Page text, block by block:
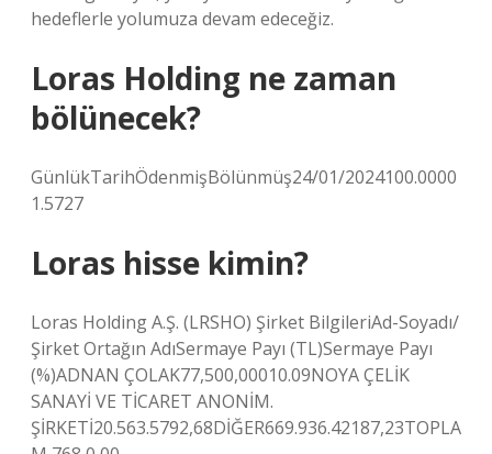
hedeflerle yolumuza devam edeceğiz.
Loras Holding ne zaman
bölünecek?
GünlükTarihÖdenmişBölünmüş24/01/2024100.0000
1.5727
Loras hisse kimin?
Loras Holding A.Ş. (LRSHO) Şirket BilgileriAd-Soyadı/
Şirket Ortağın AdıSermaye Payı (TL)Sermaye Payı
(%)ADNAN ÇOLAK77,500,00010.09NOYA ÇELİK
SANAYİ VE TİCARET ANONİM.
ŞİRKETİ20.563.5792,68DİĞER669.936.42187,23TOPLA